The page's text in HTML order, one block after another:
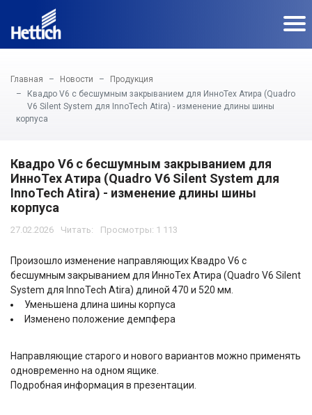
Главная Новости
Продукция
Квадро V6 с бесшумным закрыванием для ИнноТех Атира (Quadro
V6 Silent System для InnoTech Atira) - изменение длины шины
корпуса
Квадро V6 с бесшумным закрыванием для
ИнноТех Атира (Quadro V6 Silent System для
InnoTech Atira) - изменение длины шины
корпуса
27.02.2026 Просмотры: 1 113
Произошло изменение направляющих Квадро V6 с
бесшумным закрыванием для ИнноТех Атира (Quadro V6 Silent
System для InnoTech Atira) длиной 470 и 520 мм.
Уменьшена длина шины корпуса
Изменено положение демпфера
Направляющие старого и нового вариантов можно применять
одновременно на одном ящике.
Подробная информация в презентации.